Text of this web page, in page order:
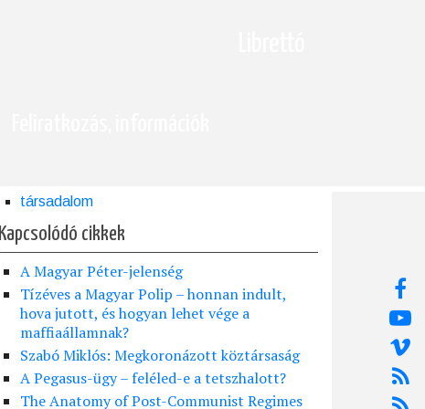
társadalom
Kapcsolódó cikkek
A Magyar Péter-jelenség
Tízéves a Magyar Polip – honnan indult,
hova jutott, és hogyan lehet vége a
maffiaállamnak?
Szabó Miklós: Megkoronázott köztársaság
A Pegasus-ügy – feléled-e a tetszhalott?
The Anatomy of Post-Communist Regimes